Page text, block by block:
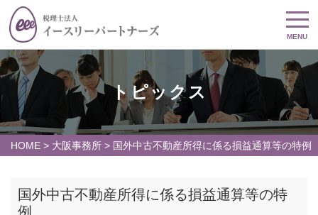
MENU
トピックス
HOME > 大阪事務所 > 国外中古不動産所得に係る損益通算等の特例
国外中古不動産所得に係る損益通算等の特
例